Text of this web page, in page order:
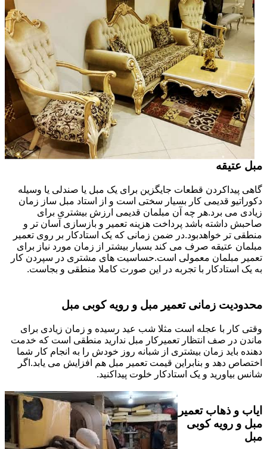
مبل عتیقه
گاهی پیداکردن قطعات جایگزین برای یک مبل یا صندلی یا وسیله
دکوراتیو قدیمی کار بسیار سختی است و از استاد مبل ساز زمان
زیادی می برد.هر چه آن مبلمان قدیمی ارزش بیشتری برای
صاحبش داشته باشد پرداخت هزینه تعمیر و بازسازی آسان تر و
منطقی تر خواهدبود.در ضمن زمانی که یک استادکار بر روی تعمیر
مبلمان عتیقه صرف می کند بسیار بیشتر از زمان مورد نیاز برای
تعمیر مبلمان معمولی است.حساسیت های مشتری در سپردن کار
به یک استادکار با تجربه در این صورت کاملا منطقی و بجاست.
محدودیت زمانی تعمیر مبل و رویه کوبی مبل
وقتی کار با عجله است مثلا شب عید رسیده و زمان زیادی برای
ماندن در صف انتظار تعمیرکار مبل ندارید منطقی است که خدمت
دهنده باید زمان بیشتری از شبانه روز خودش را به انجام کار شما
اختصاص دهد و بنابراین قیمت تعمیر مبل هم افزایش می یابد.اگر
شانس بیاورید و یک استادکار خلوت پیداکنید.
ایاب و ذهاب تعمیر
مبل و رویه کوبی
مبل